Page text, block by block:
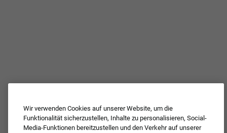
Wir verwenden Cookies auf unserer Website, um die
Funktionalität sicherzustellen, Inhalte zu personalisieren, Social-
Media-Funktionen bereitzustellen und den Verkehr auf unserer